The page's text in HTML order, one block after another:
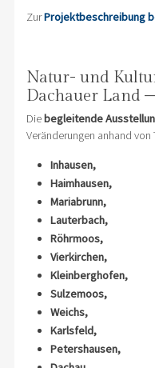
ZurProjektbeschreibung
Natur- und
Dachauer Land
Diebegleitende
Veränderungen anhand
Inhausen,
Haimhausen,
Mariabrunn,
Lauterbach,
Röhrmoos,
Vierkirchen,
Kleinberghofen,
Sulzemoos,
Weichs,
Karlsfeld,
Petershausen,